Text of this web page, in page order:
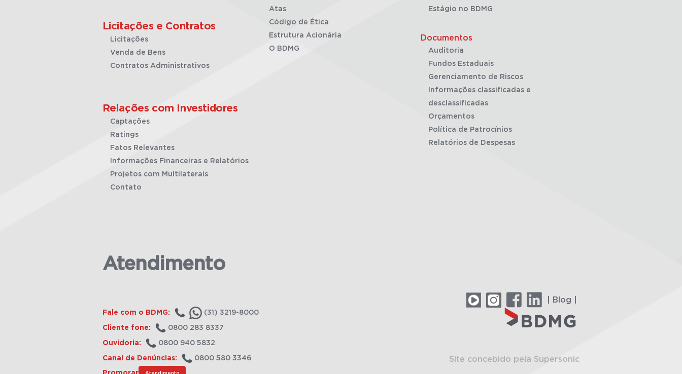
Licitações e Contratos
Licitações
Venda de Bens
Contratos Administrativos
Relações com Investidores
Captações
Ratings
Fatos Relevantes
Informações Financeiras e Relatórios
Projetos com Multilaterais
Contato
Atas
Código de Ética
Estrutura Acionária
O BDMG
Estágio no BDMG
Documentos
Auditoria
Fundos Estaduais
Gerenciamento de Riscos
Informações classificadas e
desclassificadas
Orçamentos
Política de Patrocínios
Relatórios de Despesas
Atendimento
Fale com o BDMG: (31) 3219-8000
Cliente fone: 0800 283 8337
Ouvidoria: 0800 940 5832
Canal de Denúncias: 0800 580 3346
Atendimento
| Blog |
Site concebido pela Supersonic